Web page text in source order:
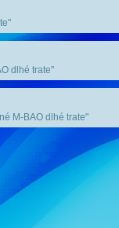
dlhé trate"
M-BAO dlhé trate"